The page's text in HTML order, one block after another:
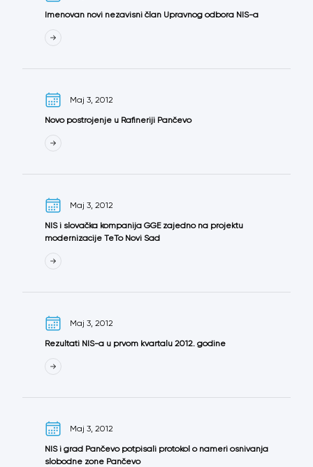
Imenovan novi nezavisni član Upravnog odbora NIS-a
Maj 3, 2012
Novo postrojenje u Rafineriji Pančevo
Maj 3, 2012
NIS i slovačka kompanija GGE zajedno na projektu
modernizacije TeTo Novi Sad
Maj 3, 2012
Rezultati NIS-a u prvom kvartalu 2012. godine
Maj 3, 2012
NIS i grad Pančevo potpisali protokol o nameri osnivanja
slobodne zone Pančevo